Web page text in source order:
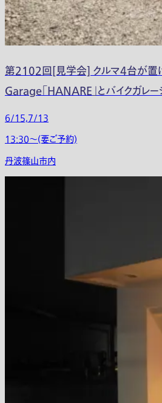
第2102回[見学会] クルマ4台が置
Garage「HANARE」とバイクガレ
6/15,7/13
13:30〜(要ご予約)
丹波篠山市内